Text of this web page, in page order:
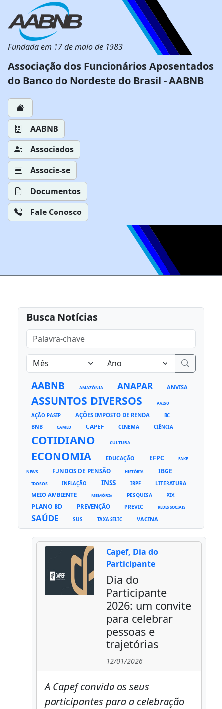
Fundada em 17 de maio de 1983
Associação dos Funcionários Aposentados
do Banco do Nordeste do Brasil - AABNB
AABNB
Associados
Associe-se
Documentos
Fale Conosco
Busca Notícias
AABNB AMAZÔNIA ANAPAR ANVISA
ASSUNTOS DIVERSOS AVISO
AÇÃO PASEP AÇÕES IMPOSTO DE RENDA BC
BNB CAMED CAPEF CINEMA CIÊNCIA
COTIDIANO CULTURA
ECONOMIA EDUCAÇÃO EFPC FAKE
NEWS FUNDOS DE PENSÃO HISTÓRIA IBGE
IDOSOS INFLAÇÃO INSS IRPF LITERATURA
MEIO AMBIENTE MEMÓRIA PESQUISA PIX
PLANO BD PREVENÇÃO PREVIC REDES SOCIAIS
SAÚDE SUS TAXA SELIC VACINA
Capef, Dia do
Participante
Dia do
Participante
2026: um convite
para celebrar
pessoas e
trajetórias
12/01/2026
A Capef convida os seus
participantes para a celebração